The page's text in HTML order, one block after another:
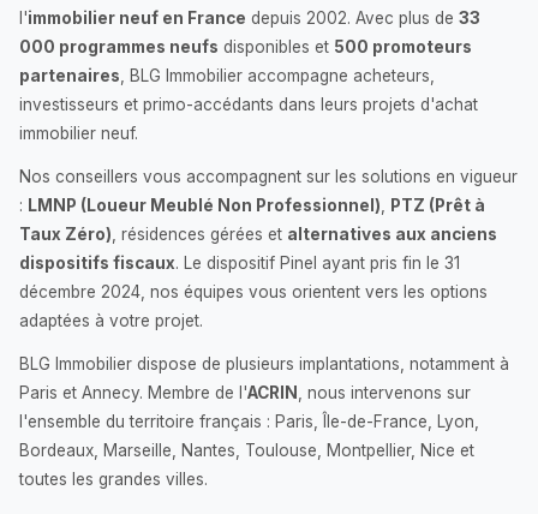
l'immobilier neuf en France depuis 2002. Avec plus de 33
000 programmes neufs disponibles et 500 promoteurs
partenaires , BLG Immobilier accompagne acheteurs,
investisseurs et primo-accédants dans leurs projets d'achat
immobilier neuf.
Nos conseillers vous accompagnent sur les solutions en vigueur
: LMNP (Loueur Meublé Non Professionnel)
PTZ (Prêt à
Taux Zéro) , résidences gérées et alternatives aux anciens
dispositifs fiscaux. Le dispositif Pinel ayant pris fin le 31
décembre 2024, nos équipes vous orientent vers les options
adaptées à votre projet.
BLG Immobilier dispose de plusieurs implantations, notamment à
Paris et Annecy. Membre de l'ACRIN
, nous intervenons sur
l'ensemble du territoire français : Paris, Île-de-France, Lyon,
Bordeaux, Marseille, Nantes, Toulouse, Montpellier, Nice et
toutes les grandes villes.